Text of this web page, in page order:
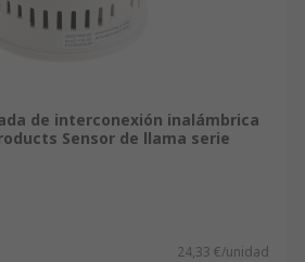
de interconexión inalámbrica
Sensor de llama serie
24,33 €/unidad